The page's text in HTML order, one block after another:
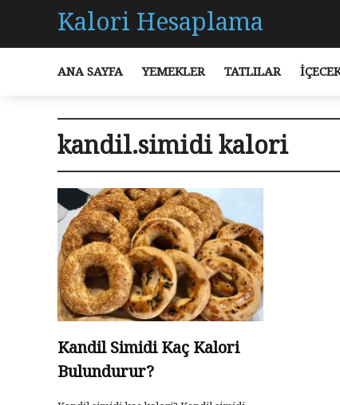
Kalori Hesaplama
ANA SAYFA YEMEKLER TATLILAR
kandil.simidi kalori
Kandil Simidi Kaç Kalori
Bulundurur?